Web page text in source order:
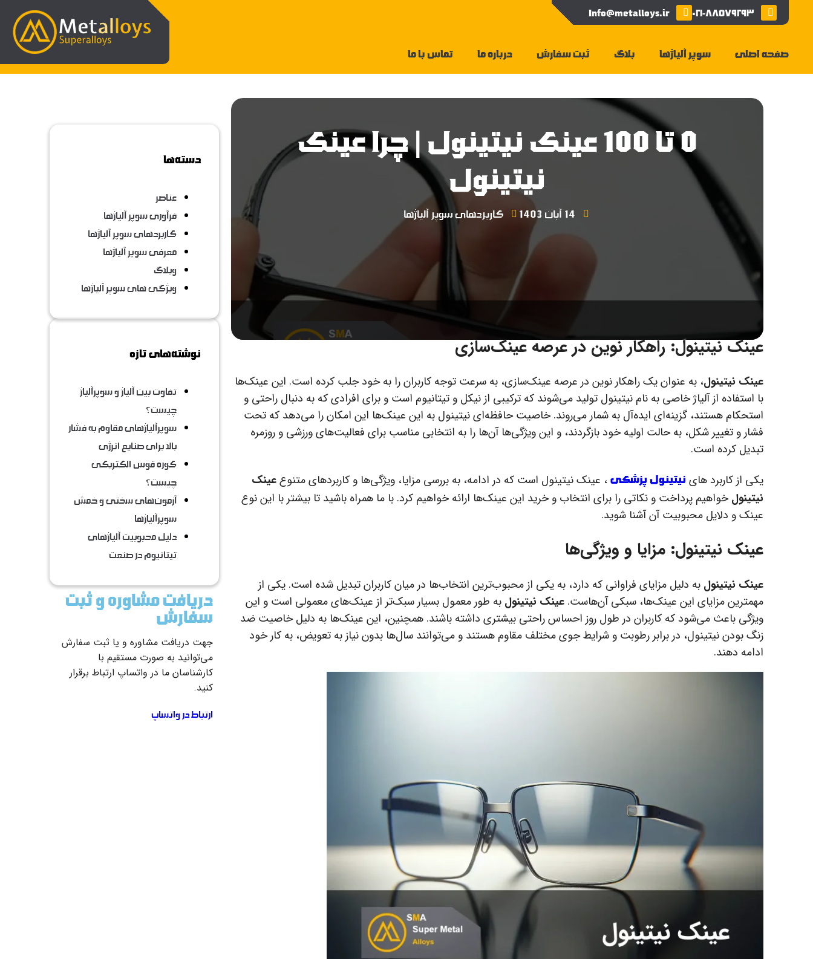
۰۲۱-۸۸۵۷۹۲۹۳ Info@metalloys.ir
صفحه اصلی سوپر آلیاژها بلاگ ثبت سفارش درباره ما تماس با ما
0 تا 100 عینک نیتینول | چرا عینک
نیتینول
14 آبان 1403 کاربردهای سوپر آلیاژها
عینک نیتینول: راهکار نوین در عرصه عینک‌سازی
عینک نیتینول، به عنوان یک راهکار نوین در عرصه عینک‌سازی، به سرعت توجه کاربران را به خود جلب کرده است. این عینک‌ها
با استفاده از آلیاژ خاصی به نام نیتینول تولید می‌شوند که ترکیبی از نیکل و تیتانیوم است و برای افرادی که به دنبال راحتی و
استحکام هستند، گزینه‌ای ایده‌آل به شمار می‌روند. خاصیت حافظه‌ای نیتینول به این عینک‌ها این امکان را می‌دهد که تحت
فشار و تغییر شکل، به حالت اولیه خود بازگردند، و این ویژگی‌ها آن‌ها را به انتخابی مناسب برای فعالیت‌های ورزشی و روزمره
تبدیل کرده است.
یکی از کاربرد های نیتینول پزشکی، عینک نیتینول است که در ادامه، به بررسی مزایا، ویژگی‌ها و کاربردهای متنوععینک
نیتینولخواهیم پرداخت و نکاتی را برای انتخاب و خرید این عینک‌ها ارائه خواهیم کرد. با ما همراه باشید تا بیشتر با این نوع
عینک و دلایل محبوبیت آن آشنا شوید.
عینک نیتینول: مزایا و ویژگی‌ها
عینک نیتینول به دلیل مزایای فراوانی که دارد، به یکی از محبوب‌ترین انتخاب‌ها در میان کاربران تبدیل شده است. یکی از
مهمترین مزایای این عینک‌ها، سبکی آن‌هاست. عینک نیتینول به طور معمول بسیار سبک‌تر از عینک‌های معمولی است و این
ویژگی باعث می‌شود که کاربران در طول روز احساس راحتی بیشتری داشته باشند. همچنین، این عینک‌ها به دلیل خاصیت ضد
زنگ بودن نیتینول، در برابر رطوبت و شرایط جوی مختلف مقاوم هستند و می‌توانند سال‌ها بدون نیاز به تعویض، به کار خود
ادامه دهند.
دسته‌ها
عناصر
فرآوری سوپر آلیاژها
کاربردهای سوپر آلیاژها
معرفی سوپر آلیاژها
وبلاگ
ویژگی های سوپر آلیاژها
نوشته‌های تازه
تفاوت بین آلیاژ و سوپرآلیاژ
چیست؟
سوپرآلیاژهای مقاوم به فشار
بالا برای صنایع انرژی
کوره قوس الکتریکی
چیست؟
آزمون‌های سختی و خمش
سوپرآلیاژها
دلیل محبوبیت آلیاژهای
تیتانیوم در صنعت
دریافت مشاوره و ثبت
سفارش
جهت دریافت مشاوره و یا ثبت سفارش
می‌توانید به صورت مستقیم با
کارشناسان ما در واتساپ ارتباط برقرار
کنید.
ارتباط در واتساپ